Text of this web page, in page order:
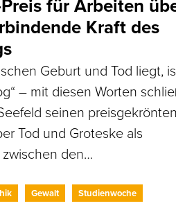
Kraft des
Geburt und Tod liegt,
– mit diesen Worten
seinen preisgekrönten
Tod und Groteske als
den…
Gewalt Studienwoche